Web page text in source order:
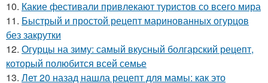
10. Какие фестивали привлекают туристов со всего мира
11. Быстрый и простой рецепт маринованных огурцов
без закрутки
12. Огурцы на зиму: самый вкусный болгарский рецепт,
который полюбится всей семье
13. Лет 20 назад нашла рецепт для мамы: как это